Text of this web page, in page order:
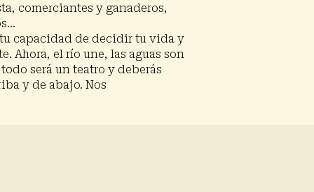
comerciantes y ganaderos,
capacidad de decidir tu vida y
Ahora, el río une, las aguas son
será un teatro y deberás
y de abajo. Nos